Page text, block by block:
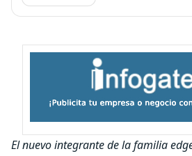
El nuevo integrante de la familia